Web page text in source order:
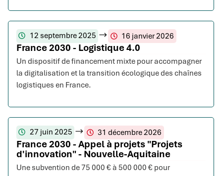
12 septembre 2025 16 janvier 2026
France 2030 - Logistique 4.0
Un dispositif de financement mixte pour accompagner
la digitalisation et la transition écologique des chaînes
logistiques en France.
27 juin 2025 31 décembre 2026
France 2030 - Appel à projets "Projets
d'innovation" - Nouvelle-Aquitaine
Une subvention de 75 000 € à 500 000 € pour